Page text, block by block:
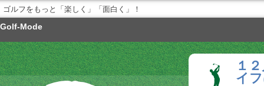
ゴルフをもっと「楽しく」「面白く」！
Golf-Mode
１
イ